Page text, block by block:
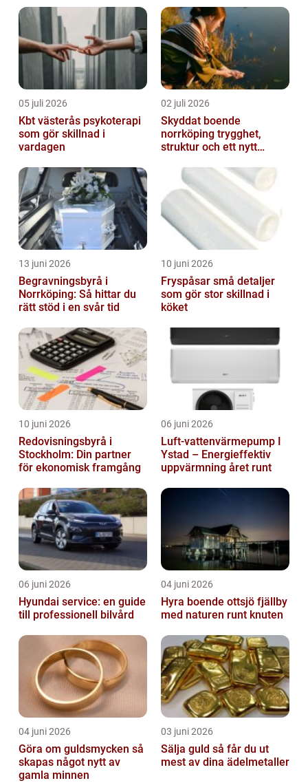
05 juli 2026
Kbt västerås psykoterapi
som gör skillnad i
vardagen
02 juli 2026
Skyddat boende
norrköping trygghet,
struktur och ett nytt
13 juni 2026
Begravningsbyrå i
Norrköping: Så hittar du
rätt stöd i en svår tid
10 juni 2026
Fryspåsar små detaljer
som gör stor skillnad i
köket
10 juni 2026
Redovisningsbyrå i
Stockholm: Din partner
för ekonomisk framgång
06 juni 2026
Luft-vattenvärmepump I
Ystad – Energieffektiv
uppvärmning året runt
06 juni 2026
Hyundai service: en guide
till professionell bilvård
04 juni 2026
Hyra boende ottsjö fjällby
med naturen runt knuten
04 juni 2026
Göra om guldsmycken så
skapas något nytt av
gamla minnen
03 juni 2026
Sälja guld så får du ut
mest av dina ädelmetaller